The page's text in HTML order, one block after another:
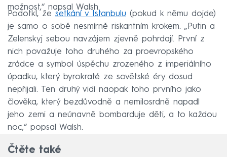
možnost,“ napsal Walsh.
Podotkl, že setkání v Istanbulu (pokud k němu dojde)
je samo o sobě nesmírně riskantním krokem. „Putin a
Zelenskyj sebou navzájem zjevně pohrdají. První z
nich považuje toho druhého za proevropského
zrádce a symbol úspěchu zrozeného z imperiálního
úpadku, který byrokraté ze sovětské éry dosud
nepřijali. Ten druhý vidí naopak toho prvního jako
člověka, který bezdůvodně a nemilosrdně napadl
jeho zemi a neúnavně bombarduje děti, a to každou
noc,“ popsal Walsh.
Čtěte také